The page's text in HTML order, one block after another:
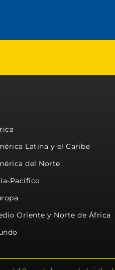
Latina y el Caribe
del Norte
Pacífico
Oriente y Norte de África